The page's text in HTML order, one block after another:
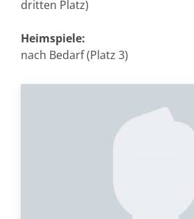
dritten Platz)
Heimspiele:
nach Bedarf (Platz 3)